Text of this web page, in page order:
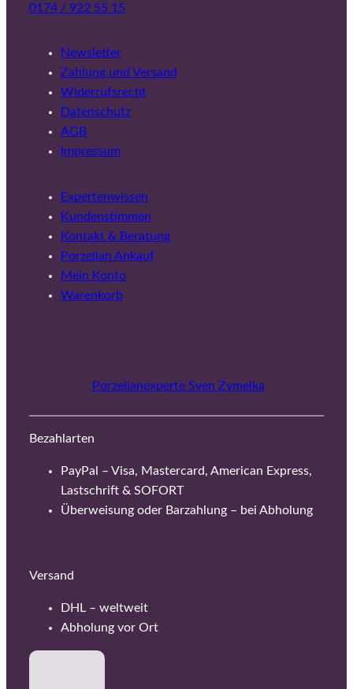
0174 / 922 55 15
Newsletter
Zahlung und Versand
Widerrufsrecht
Datenschutz
AGB
Impressum
Expertenwissen
Kundenstimmen
Kontakt & Beratung
Porzellan Ankauf
Mein Konto
Warenkorb
Porzellanexperte Sven Zymelka
Bezahlarten
PayPal – Visa, Mastercard, American Express,
Lastschrift & SOFORT
Überweisung oder Barzahlung – bei Abholung
Versand
DHL – weltweit
Abholung vor Ort